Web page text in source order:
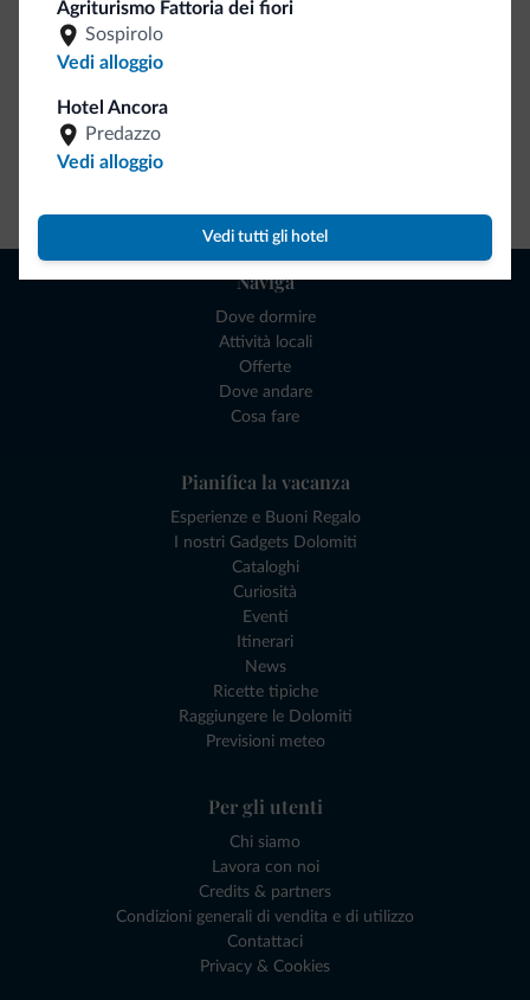
Agriturismo Fattoria dei fiori
Sospirolo
Vedi alloggio
Hotel Ancora
Predazzo
Vedi alloggio
Vedi tutti gli hotel
Naviga
Dove dormire
Attività locali
Offerte
Dove andare
Cosa fare
Pianifica la vacanza
Esperienze e Buoni Regalo
I nostri Gadgets Dolomiti
Cataloghi
Curiosità
Eventi
Itinerari
News
Ricette tipiche
Raggiungere le Dolomiti
Previsioni meteo
Per gli utenti
Chi siamo
Lavora con noi
Credits & partners
Condizioni generali di vendita e di utilizzo
Contattaci
Privacy & Cookies